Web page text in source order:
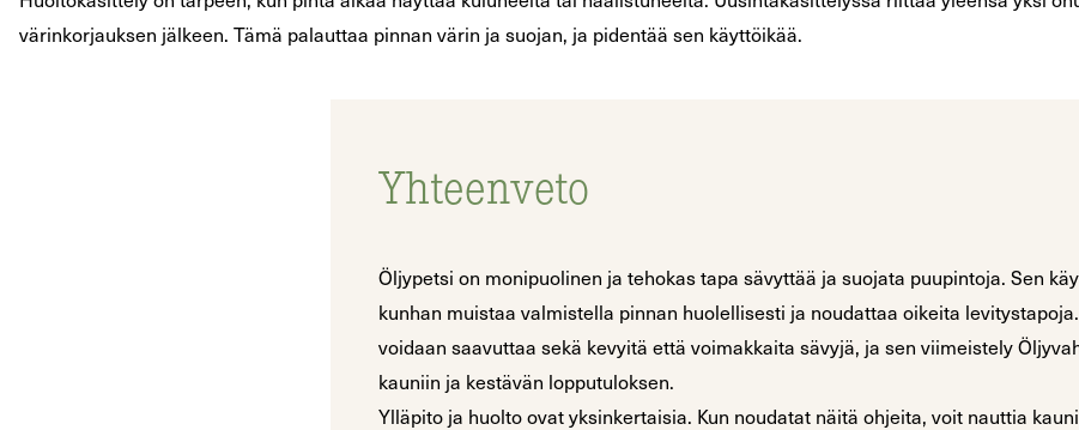
värinkorjauksen jälkeen. Tämä palauttaa pinnan värin ja suojan, ja pidentää sen käyttöikää.
Yhteenveto
Öljypetsi on monipuolinen ja tehokas tapa sävyttää ja suojata puupintoja. Sen
kunhan muistaa valmistella pinnan huolellisesti ja noudattaa oikeita
voidaan saavuttaa sekä kevyitä että voimakkaita sävyjä, ja sen viimeistely
kauniin ja kestävän lopputuloksen.
Ylläpito ja huolto ovat yksinkertaisia. Kun noudatat näitä ohjeita, voit nauttia